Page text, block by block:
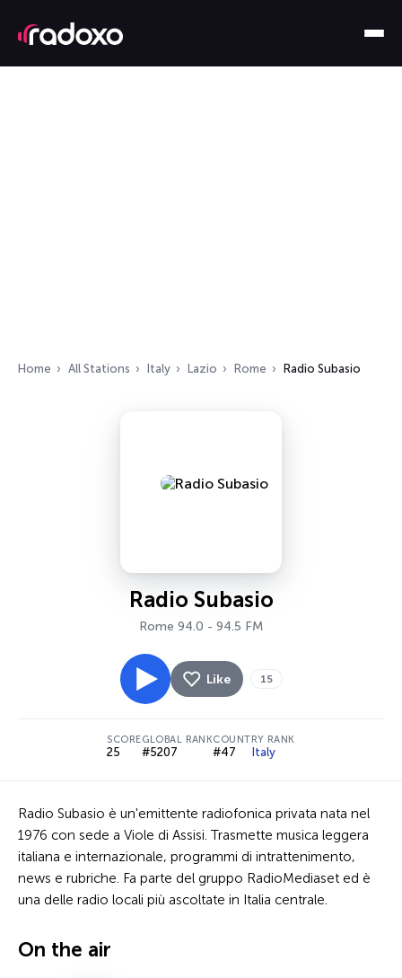
Home All Stations Italy Lazio Rome Radio Subasio
Radio Subasio
Rome 94.0 - 94.5 FM
Like 15
SCORE
25
GLOBAL RANK
#5207
COUNTRY RANK
#47 Italy
Radio Subasio è un'emittente radiofonica privata nata nel
1976 con sede a Viole di Assisi. Trasmette musica leggera
italiana e internazionale, programmi di intrattenimento,
news e rubriche. Fa parte del gruppo RadioMediaset ed è
una delle radio locali più ascoltate in Italia centrale.
On the air